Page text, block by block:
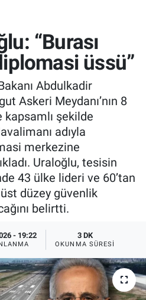
“Burası
üssü”
Abdulkadir
Askeri Meydanı’nın 8
kapsamlı şekilde
adıyla
merkezine
Uraloğlu, tesisin
43 ülke lideri ve 60’tan
düzey güvenlik
belirtti.
- 19:22 3 DK
OKUNMA SÜRESI